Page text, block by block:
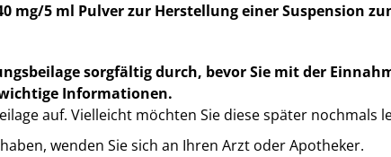
mg/5 ml Pulver zur Herstellung einer Suspension
sorgfältig durch, bevor Sie mit der
Informationen.
auf. Vielleicht möchten Sie diese später nochmals
wenden Sie sich an Ihren Arzt oder Apotheker.